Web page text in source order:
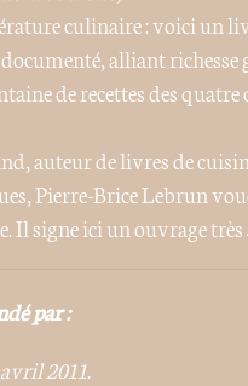
culinaire : voici un
alliant
de recettes des
auteur de livres de
Pierre-Brice Lebrun
Il signe ici un ouvrage
par :
2011.